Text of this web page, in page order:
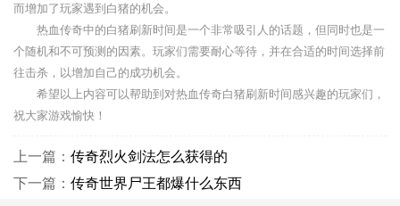
而增加了玩家遇到白猪的机会。
热血传奇中的白猪刷新时间是一个非常吸引人的话题，但同时也是一
个随机和不可预测的因素。玩家们需要耐心等待，并在合适的时间选择前
往击杀，以增加自己的成功机会。
希望以上内容可以帮助到对热血传奇白猪刷新时间感兴趣的玩家们，
祝大家游戏愉快！
上一篇： 传奇烈火剑法怎么获得的
下一篇： 传奇世界尸王都爆什么东西